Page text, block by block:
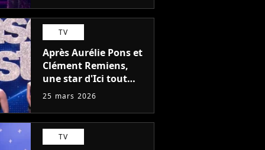
TV
Après Aurélie Pons et
Clément Remiens,
une star d'Ici tout
commence au casting
stars 2027 ?
25 mars 2026
TV